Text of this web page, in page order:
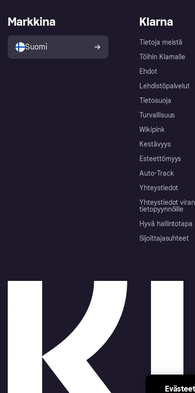
Klarna
Tietoja meistä
Töihin Klarnalle
Ehdot
Lehdistöpalvelut
Tietosuoja
Turvallisuus
Wikipink
Kestävyys
Esteettömyys
Auto-Track
Yhteystiedot
Yhteystiedot
tietopyynnöille
Hyvä hallintotapa
Sijoittajasuhteet
Markkina
Suomi